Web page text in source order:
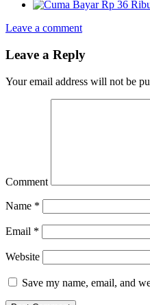
Leave a comment
Leave a Reply
Your email address will not be
Comment
Name *
Email *
Website
Save my name, email, and